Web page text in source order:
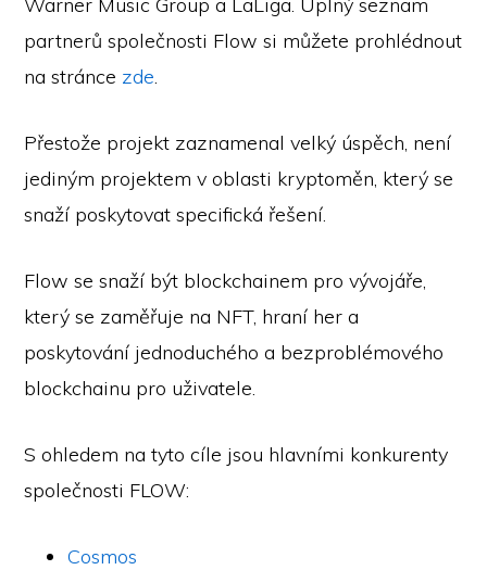
partnerů společnosti Flow si můžete prohlédnout
na stránce zde.
Přestože projekt zaznamenal velký úspěch, není
jediným projektem v oblasti kryptoměn, který se
snaží poskytovat specifická řešení.
Flow se snaží být blockchainem pro vývojáře,
který se zaměřuje na NFT, hraní her a
poskytování jednoduchého a bezproblémového
blockchainu pro uživatele.
S ohledem na tyto cíle jsou hlavními konkurenty
společnosti FLOW:
Cosmos